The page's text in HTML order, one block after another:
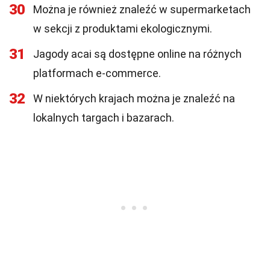
30
Można je również znaleźć w supermarketach
w sekcji z produktami ekologicznymi.
31
Jagody acai są dostępne online na różnych
platformach e-commerce.
32
W niektórych krajach można je znaleźć na
lokalnych targach i bazarach.